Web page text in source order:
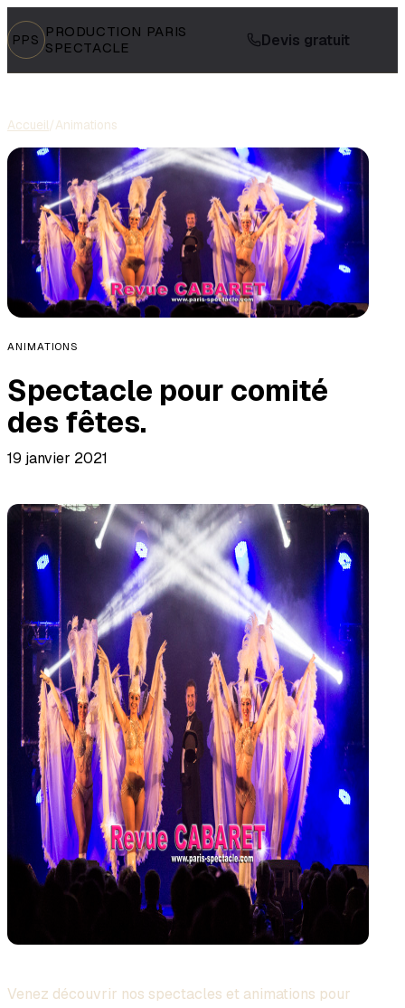
PPS PRODUCTION PARIS
SPECTACLE
Devis gratuit
Accueil/Animations
ANIMATIONS
Spectacle pour comité
des fêtes.
19 janvier 2021
Venez découvrir nos spectacles et animations pour